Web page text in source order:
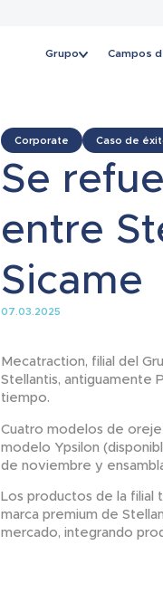
Grupo Campos
Corporate Caso de
Se
entre
Sicame
07.03.2025
Mecatraction, filial del
Stellantis, antiguamente
tiempo.
Cuatro modelos de
modelo Ypsilon
de noviembre y
Los productos de la filial
marca premium de
mercado, integrando